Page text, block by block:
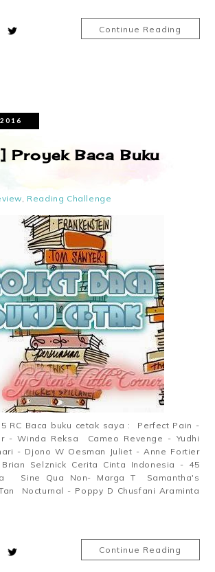
Continue Reading
Proyek Baca Buku
Reading Challenge
RC Baca buku cetak saya : Perfect Pain -
- Winda Reksa Cameo Revenge - Yudhi
- Djono W Oesman Juliet - Anne Fortier
Selznick Cerita Cinta Indonesia - 45
Sine Qua Non- Marga T Samantha's
Nocturnal - Poppy D Chusfani Araminta
Continue Reading